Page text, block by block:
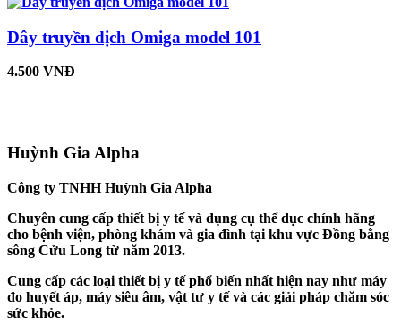
Dây truyền dịch Omiga model 101
4.500 VNĐ
Huỳnh Gia Alpha
Công ty TNHH Huỳnh Gia Alpha
Chuyên cung cấp thiết bị y tế và dụng cụ thể dục chính hãng
cho bệnh viện, phòng khám và gia đình tại khu vực Đồng bằng
sông Cửu Long từ năm 2013.
Cung cấp các loại thiết bị y tế phổ biến nhất hiện nay như máy
đo huyết áp, máy siêu âm, vật tư y tế và các giải pháp chăm sóc
sức khỏe.